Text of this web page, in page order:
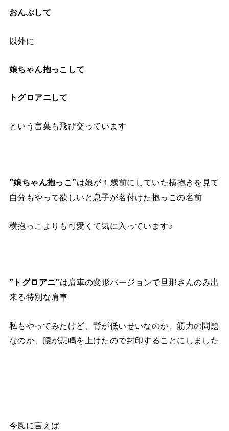
おんぶして
以外に
娘ちゃん抱っこして
トグロアニして
という言葉も飛び交っています
”娘ちゃん抱っこ”は娘が１歳前にしていた横抱きを見て
自分もやって欲しいと息子が名付けた抱っこの名前
横抱っこよりも可愛くて気に入っています♪
”トグロアニ”は肩車の変形バージョンで旦那さんのみ出
来る特別な肩車
私もやってみたけど、背が低いせいなのか、筋力の問題
なのか、腰が悲鳴を上げたので封印することにしました
今風に言えば